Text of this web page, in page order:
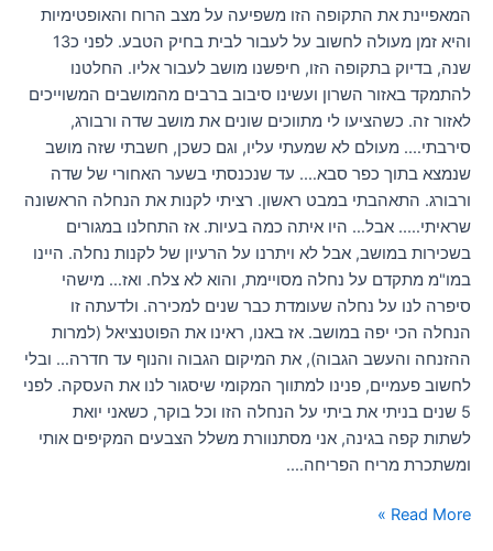
המאפיינת את התקופה הזו משפיעה על מצב הרוח והאופטימיות
והיא זמן מעולה לחשוב על לעבור לבית בחיק הטבע. לפני כ13
שנה, בדיוק בתקופה הזו, חיפשנו מושב לעבור אליו. החלטנו
להתמקד באזור השרון ועשינו סיבוב ברבים מהמושבים המשוייכים
לאזור זה. כשהציעו לי מתווכים שונים את מושב שדה ורבורג,
סירבתי…. מעולם לא שמעתי עליו, וגם כשכן, חשבתי שזה מושב
שנמצא בתוך כפר סבא…. עד שנכנסתי בשער האחורי של שדה
ורבורג. התאהבתי במבט ראשון. רציתי לקנות את הנחלה הראשונה
שראיתי….. אבל… היו איתה כמה בעיות. אז התחלנו במגורים
בשכירות במושב, אבל לא ויתרנו על הרעיון של לקנות נחלה. היינו
במו"מ מתקדם על נחלה מסויימת, והוא לא צלח. ואז… מישהי
סיפרה לנו על נחלה שעומדת כבר שנים למכירה. ולדעתה זו
הנחלה הכי יפה במושב. אז באנו, ראינו את הפוטנציאל (למרות
ההזנחה והעשב הגבוה), את המיקום הגבוה והנוף עד חדרה… ובלי
לחשוב פעמיים, פנינו למתווך המקומי שיסגור לנו את העסקה. לפני
5 שנים בניתי את ביתי על הנחלה הזו וכל בוקר, כשאני יואת
לשתות קפה בגינה, אני מסתנוורת משלל הצבעים המקיפים אותי
ומשתכרת מריח הפריחה….
Read More »